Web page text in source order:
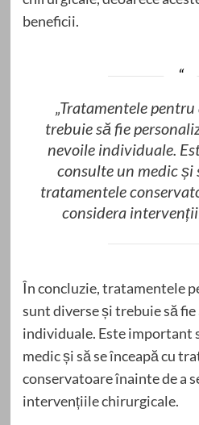
beneficii.
„Tratamentele
trebuie să fie
nevoile individuale.
consulte un medic și
tratamentele
considera
În concluzie, tratamentele
sunt diverse și trebuie să
individuale. Este important
medic și să se înceapă cu
conservatoare înainte de a
intervențiile chirurgicale.